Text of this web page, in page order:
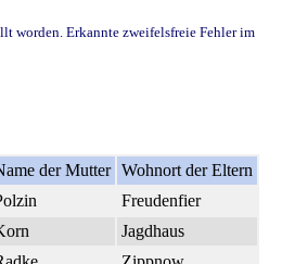
worden. Erkannte zweifelsfreie Fehler im
der Mutter Wohnort der Eltern
Freudenfier
Jagdhaus